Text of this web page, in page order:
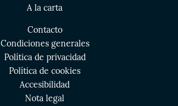
A la carta
Contacto
Condiciones generales
Política de privacidad
Política de cookies
Accesibilidad
Nota legal